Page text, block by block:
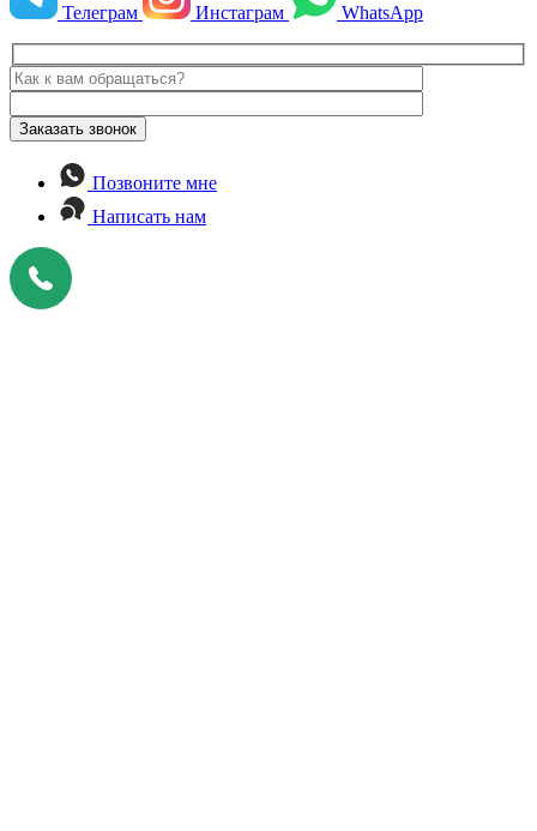
Телеграм Инстаграм WhatsApp
Позвоните мне
Написать нам